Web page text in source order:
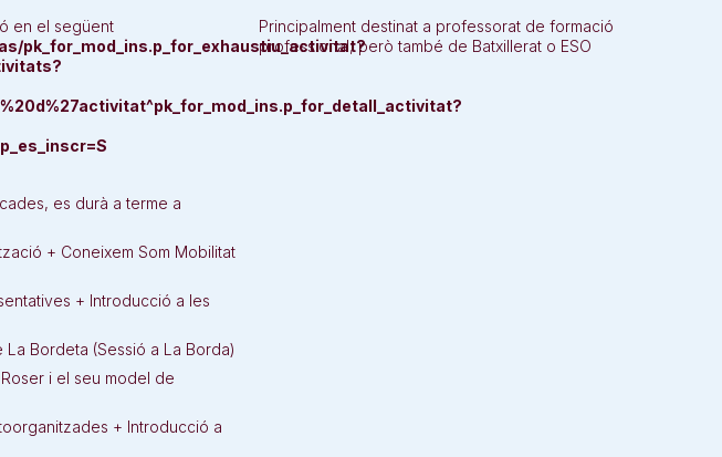
en el següent
pk_for_mod_ins.p_for_exhaustiu_activitat?
es durà a terme a
+ Coneixem Som Mobilitat
+ Introducció a les
Bordeta (Sessió a La Borda)
i el seu model de
+ Introducció a
Principalment destinat a professorat de formació
professional, però també de Batxillerat o ESO